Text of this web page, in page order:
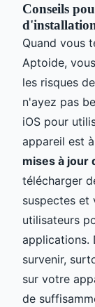
Conseils
Quand vous
Aptoide,
les risques
n'ayez pas
iOS pour
appareil est
mises à jour
télécharger
suspectes et
utilisateurs
applications.
survenir,
sur votre
de